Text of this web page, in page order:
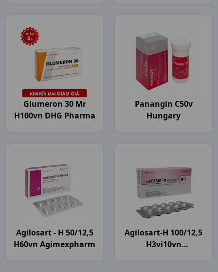
Glumeron 30 Mr
H100vn DHG Pharma
Panangin C50v
Hungary
Agilosart - H 50/12,5
H60vn Agimexpharm
Agilosart-H 100/12,5
H3vi10vn